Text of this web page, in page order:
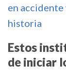
en accidente
historia
Estos
de iniciar